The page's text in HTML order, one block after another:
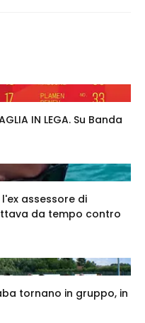
IN LEGA. Su Banda
l'ex assessore di
da tempo contro
tornano in gruppo, in